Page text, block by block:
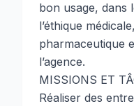
bon usage, dans
l’éthique
pharmaceutique
l’agence.
MISSIONS ET
Réaliser des